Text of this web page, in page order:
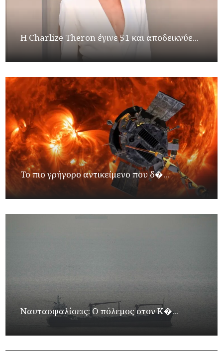
Η Charlize Theron έγινε 51 και αποδεικνύε...
Το πιο γρήγορο αντικείμενο που δ�...
Ναυτασφαλίσεις: Ο πόλεμος στον Κ�...